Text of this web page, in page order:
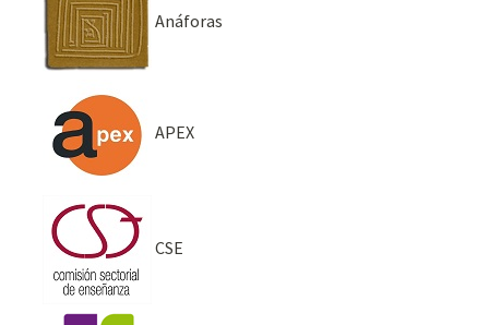
Anáforas
APEX
CSE